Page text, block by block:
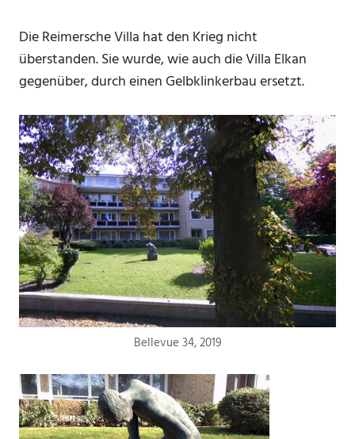
Die Reimersche Villa hat den Krieg nicht
überstanden. Sie wurde, wie auch die Villa Elkan
gegenüber, durch einen Gelbklinkerbau ersetzt.
Bellevue 34, 2019